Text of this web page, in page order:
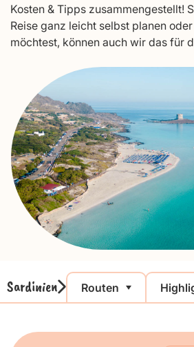
Kosten & Tipps zusammengestellt!
Reise ganz leicht selbst planen
möchtest, können auch wir das für
Sardinien Routen